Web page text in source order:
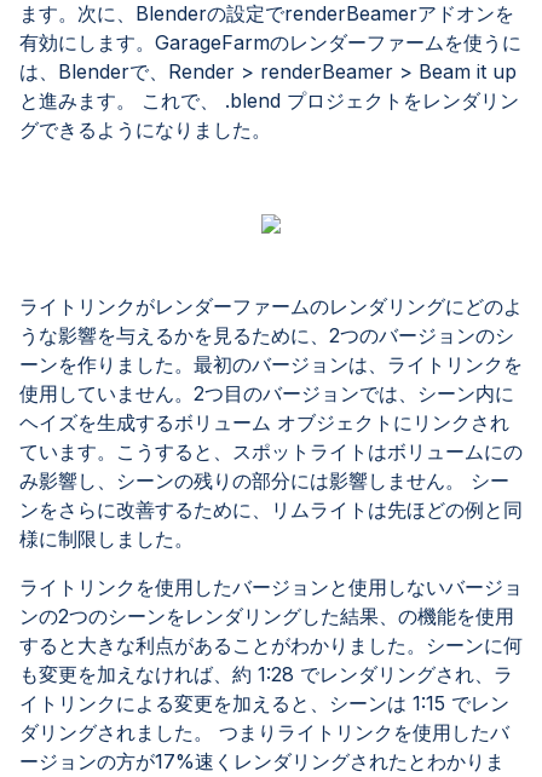
ます。次に、Blenderの設定でrenderBeamerアドオンを
有効にします。GarageFarmのレンダーファームを使うに
は、Blenderで、Render > renderBeamer > Beam it up
と進みます。 これで、 .blend プロジェクトをレンダリン
グできるようになりました。
ライトリンクがレンダーファームのレンダリングにどのよ
うな影響を与えるかを見るために、2つのバージョンのシ
ーンを作りました。最初のバージョンは、ライトリンクを
使用していません。2つ目のバージョンでは、シーン内に
ヘイズを生成するボリューム オブジェクトにリンクされ
ています。こうすると、スポットライトはボリュームにの
み影響し、シーンの残りの部分には影響しません。 シー
ンをさらに改善するために、リムライトは先ほどの例と同
様に制限しました。
ライトリンクを使用したバージョンと使用しないバージョ
ンの2つのシーンをレンダリングした結果、の機能を使用
すると大きな利点があることがわかりました。シーンに何
も変更を加えなければ、約 1:28 でレンダリングされ、ラ
イトリンクによる変更を加えると、シーンは 1:15 でレン
ダリングされました。 つまりライトリンクを使用したバ
ージョンの方が17%速くレンダリングされたとわかりま